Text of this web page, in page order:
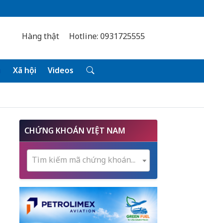
Hàng thật Hotline: 0931725555
Xã hội Videos
CHỨNG KHOÁN VIỆT NAM
Tìm kiếm mã chứng khoán...